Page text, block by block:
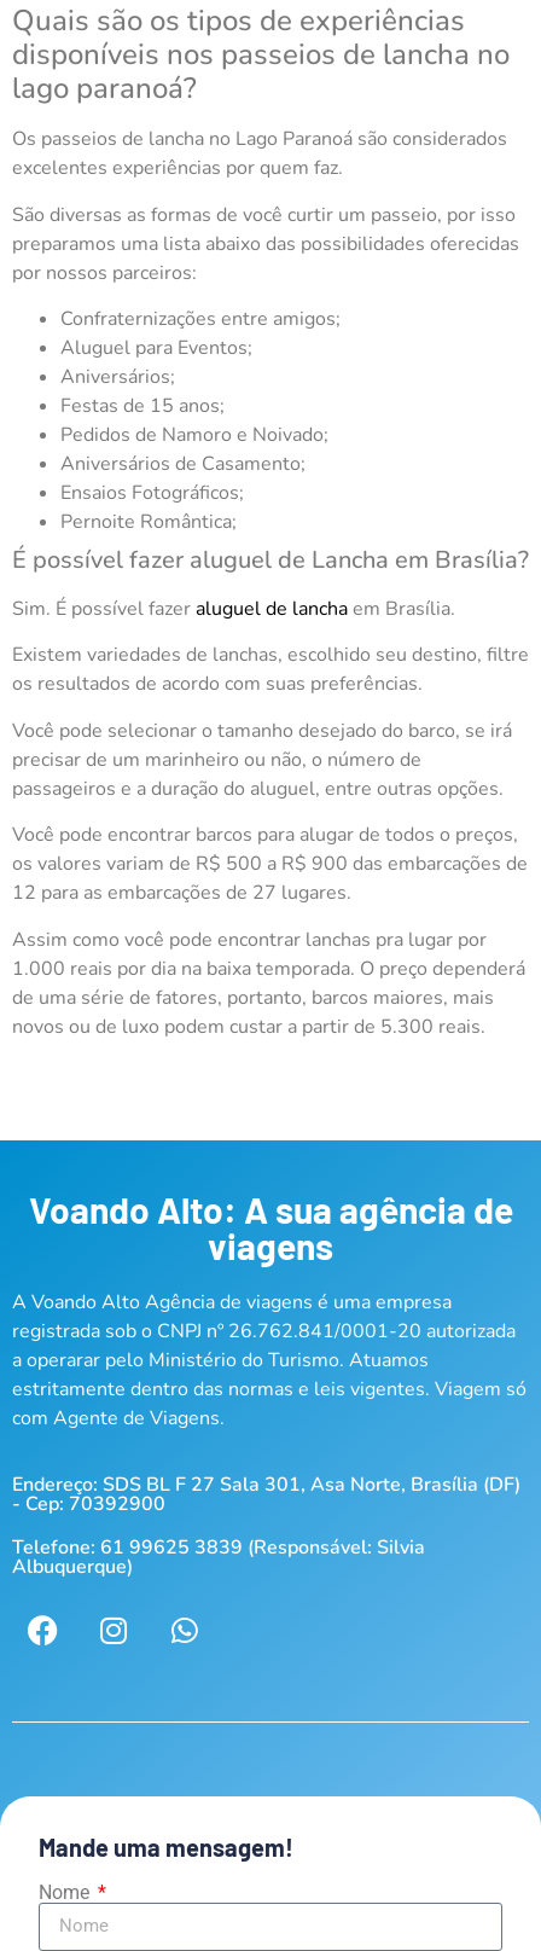
Quais são os tipos de experiências
disponíveis nos passeios de lancha no
lago paranoá?
Os passeios de lancha no Lago Paranoá são considerados
excelentes experiências por quem faz.
São diversas as formas de você curtir um passeio, por isso
preparamos uma lista abaixo das possibilidades oferecidas
por nossos parceiros:
Confraternizações entre amigos;
Aluguel para Eventos;
Aniversários;
Festas de 15 anos;
Pedidos de Namoro e Noivado;
Aniversários de Casamento;
Ensaios Fotográficos;
Pernoite Romântica;
É possível fazer aluguel de Lancha em Brasília?
Sim. É possível fazeraluguel de lanchaem Brasília.
Existem variedades de lanchas, escolhido seu destino, filtre
os resultados de acordo com suas preferências.
Você pode selecionar o tamanho desejado do barco, se irá
precisar de um marinheiro ou não, o número de
passageiros e a duração do aluguel, entre outras opções.
Você pode encontrar barcos para alugar de todos o preços,
os valores variam de R$ 500 a R$ 900 das embarcações de
12 para as embarcações de 27 lugares.
Assim como você pode encontrar lanchas pra lugar por
1.000 reais por dia na baixa temporada. O preço dependerá
de uma série de fatores, portanto, barcos maiores, mais
novos ou de luxo podem custar a partir de 5.300 reais.
Voando Alto: A sua agência de
viagens
A Voando Alto Agência de viagens é uma empresa
registrada sob o CNPJ nº 26.762.841/0001-20 autorizada
a operarar pelo Ministério do Turismo. Atuamos
estritamente dentro das normas e leis vigentes. Viagem só
com Agente de Viagens.
Endereço: SDS BL F 27 Sala 301, Asa Norte, Brasília (DF)
- Cep: 70392900
Telefone: 61 99625 3839 (Responsável: Silvia
Albuquerque)
Mande uma mensagem!
Nome